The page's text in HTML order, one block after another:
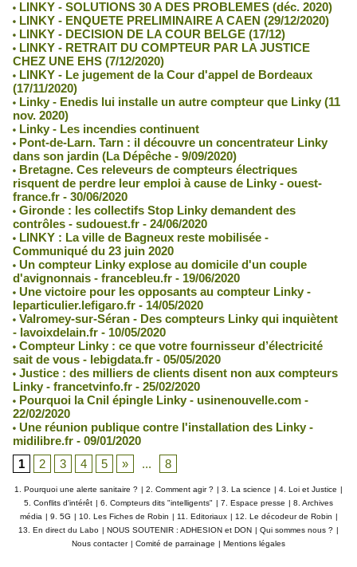
LINKY - SOLUTIONS 30 A DES PROBLEMES (déc. 2020)
LINKY - ENQUETE PRELIMINAIRE A CAEN (29/12/2020)
LINKY - DECISION DE LA COUR BELGE (17/12)
LINKY - RETRAIT DU COMPTEUR PAR LA JUSTICE
CHEZ UNE EHS (7/12/2020)
LINKY - Le jugement de la Cour d'appel de Bordeaux
(17/11/2020)
Linky - Enedis lui installe un autre compteur que Linky (11
nov. 2020)
Linky - Les incendies continuent
Pont-de-Larn. Tarn : il découvre un concentrateur Linky
dans son jardin (La Dépêche - 9/09/2020)
Bretagne. Ces releveurs de compteurs électriques
risquent de perdre leur emploi à cause de Linky - ouest-
france.fr - 30/06/2020
Gironde : les collectifs Stop Linky demandent des
contrôles - sudouest.fr - 24/06/2020
LINKY : La ville de Bagneux reste mobilisée -
Communiqué du 23 juin 2020
Un compteur Linky explose au domicile d'un couple
d'avignonnais - francebleu.fr - 19/06/2020
Une victoire pour les opposants au compteur Linky -
leparticulier.lefigaro.fr - 14/05/2020
Valromey-sur-Séran - Des compteurs Linky qui inquiètent
- lavoixdelain.fr - 10/05/2020
Compteur Linky : ce que votre fournisseur d’électricité
sait de vous - lebigdata.fr - 05/05/2020
Justice : des milliers de clients disent non aux compteurs
Linky - francetvinfo.fr - 25/02/2020
Pourquoi la Cnil épingle Linky - usinenouvelle.com -
22/02/2020
Une réunion publique contre l'installation des Linky -
midilibre.fr - 09/01/2020
1
2 3 4 5 » ... 8
1. Pourquoi une alerte sanitaire ? | 2. Comment agir ? | 3. La science | 4. Loi et Justice |
5. Conflits d'intérêt | 6. Compteurs dits "intelligents" | 7. Espace presse | 8. Archives
média | 9. 5G | 10. Les Fiches de Robin | 11. Editoriaux | 12. Le décodeur de Robin |
13. En direct du Labo | NOUS SOUTENIR : ADHESION et DON | Qui sommes nous ? |
Nous contacter | Comité de parrainage | Mentions légales